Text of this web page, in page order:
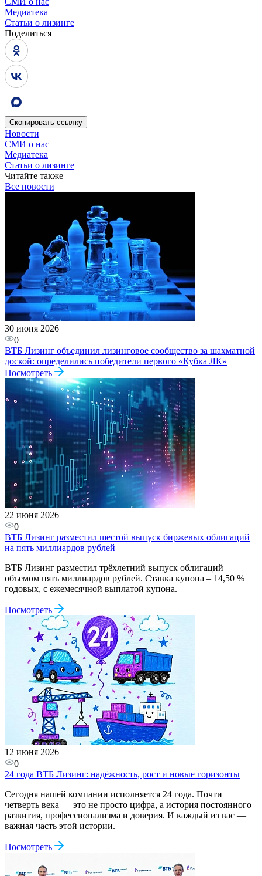
Медиатека
Статьи о лизинге
Поделиться
Скопировать ссылку
Новости
СМИ о нас
Медиатека
Статьи о лизинге
Читайте также
Все новости
30 июня 2026
0
ВТБ Лизинг объединил лизинговое сообщество за шахматной
доской: определились победители первого «Кубка ЛК»
Посмотреть
22 июня 2026
0
ВТБ Лизинг разместил шестой выпуск биржевых облигаций
на пять миллиардов рублей
ВТБ Лизинг разместил трёхлетний выпуск облигаций
объемом пять миллиардов рублей. Ставка купона – 14,50 %
годовых, с ежемесячной выплатой купона.
Посмотреть
12 июня 2026
0
24 года ВТБ Лизинг: надёжность, рост и новые горизонты
Сегодня нашей компании исполняется 24 года. Почти
четверть века — это не просто цифра, а история постоянного
развития, профессионализма и доверия. И каждый из вас —
важная часть этой истории.
Посмотреть